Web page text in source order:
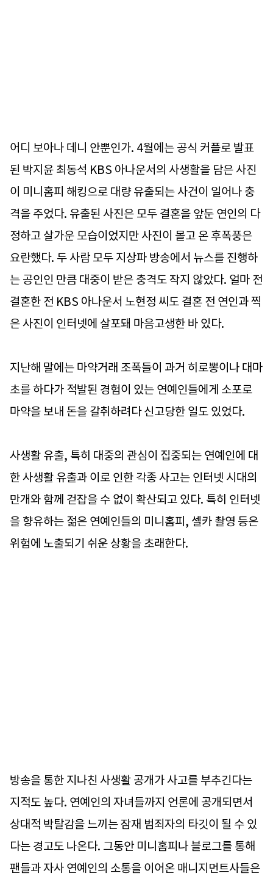
어디 보아나 데니 안뿐인가. 4월에는 공식 커플로 발표
된 박지윤 최동석 KBS 아나운서의 사생활을 담은 사진
이 미니홈피 해킹으로 대량 유출되는 사건이 일어나 충
격을 주었다. 유출된 사진은 모두 결혼을 앞둔 연인의 다
정하고 살가운 모습이었지만 사진이 몰고 온 후폭풍은
요란했다. 두 사람 모두 지상파 방송에서 뉴스를 진행하
는 공인인 만큼 대중이 받은 충격도 작지 않았다. 얼마 전
결혼한 전 KBS 아나운서 노현정 씨도 결혼 전 연인과 찍
은 사진이 인터넷에 살포돼 마음고생한 바 있다.
지난해 말에는 마약거래 조폭들이 과거 히로뽕이나 대마
초를 하다가 적발된 경험이 있는 연예인들에게 소포로
마약을 보내 돈을 갈취하려다 신고당한 일도 있었다.
사생활 유출, 특히 대중의 관심이 집중되는 연예인에 대
한 사생활 유출과 이로 인한 각종 사고는 인터넷 시대의
만개와 함께 걷잡을 수 없이 확산되고 있다. 특히 인터넷
을 향유하는 젊은 연예인들의 미니홈피, 셀카 촬영 등은
위험에 노출되기 쉬운 상황을 초래한다.
방송을 통한 지나친 사생활 공개가 사고를 부추긴다는
지적도 높다. 연예인의 자녀들까지 언론에 공개되면서
상대적 박탈감을 느끼는 잠재 범죄자의 타깃이 될 수 있
다는 경고도 나온다. 그동안 미니홈피나 블로그를 통해
팬들과 자사 연예인의 소통을 이어온 매니지먼트사들은